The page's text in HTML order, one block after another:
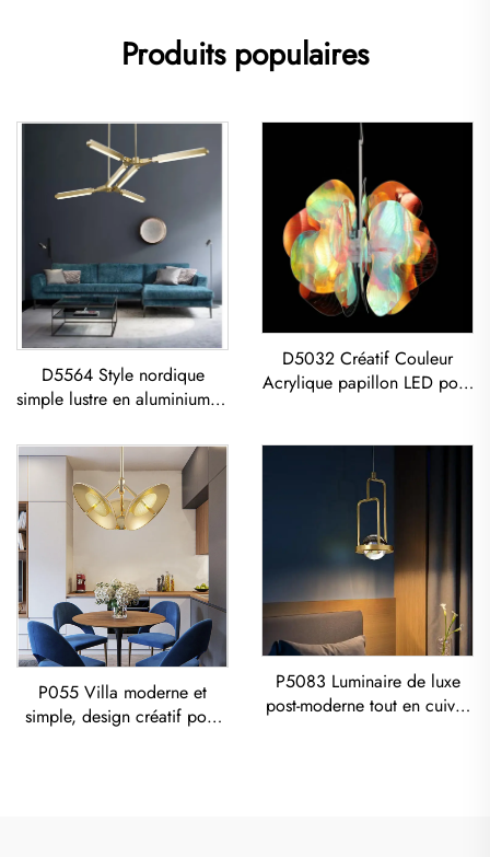
Produits populaires
D5564 Style nordique
simple lustre en aluminium et
et salle à manger avec
suspension géométrique en
acrylique
D5032 Créatif Couleur
Acrylique papillon LED pour
P055 Villa moderne et
simple, design créatif pour
P5083 Luminaire de luxe
post-moderne tout en cuivre